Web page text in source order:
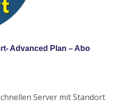
Advanced Plan – Abo
Server mit Standort